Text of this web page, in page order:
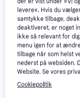
Google Pixel
Watch 4 LTE
41mm Matte
Black Aluminum
4.869 kr.
levere«. Hvis du
samtykke tilbage,
deaktiveret, er noget
ikke så relevant for
menu igen for at
tilbage når som helst
nederst på websiden.
Website. Se vores
Cookiepolitik